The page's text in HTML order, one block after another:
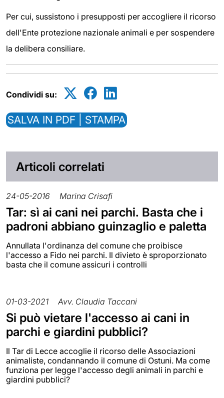
Per cui, sussistono i presupposti per accogliere il ricorso
dell'Ente protezione nazionale animali e per sospendere
la delibera consiliare.
Condividi su:
SALVA IN PDF | STAMPA
Articoli correlati
24-05-2016 Marina Crisafi
Tar: sì ai cani nei parchi. Basta che i
padroni abbiano guinzaglio e paletta
Annullata l'ordinanza del comune che proibisce
l'accesso a Fido nei parchi. Il divieto è sproporzionato
basta che il comune assicuri i controlli
01-03-2021 Avv. Claudia Taccani
Si può vietare l'accesso ai cani in
parchi e giardini pubblici?
Il Tar di Lecce accoglie il ricorso delle Associazioni
animaliste, condannando il comune di Ostuni. Ma come
funziona per legge l'accesso degli animali in parchi e
giardini pubblici?